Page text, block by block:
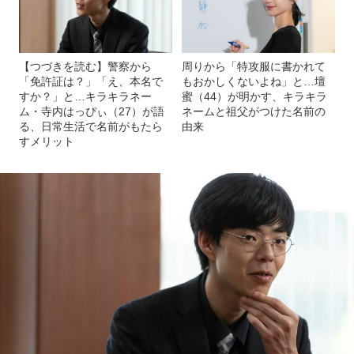
【つづきを読む】警察から
「免許証は？」「え、本名で
すか？」と…キラキラネー
ム・寺内はっぴぃ（27）が語
る、日常生活で名前がもたら
すメリット
周りから「特攻服に書かれて
もおかしくないよね」と…壇
蜜（44）が明かす、キラキラ
ネームと祖父がつけた名前の
由来